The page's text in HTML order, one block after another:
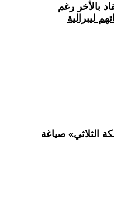
بالأخر رغم
ليبرالية
الثلاثي» صياغة